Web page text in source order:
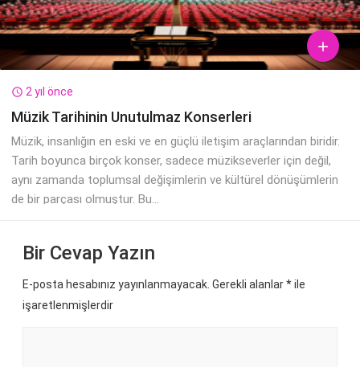

 2 yıl önce
Müzik Tarihinin Unutulmaz Konserleri
Müzik, insanlığın en eski ve en güçlü iletişim araçlarından biridir.
Tarih boyunca birçok konser, sadece müzikseverler için değil,
aynı zamanda toplumsal değişimlerin ve kültürel dönüşümlerin
de bir parçası olmuştur. Bu...
Bir Cevap Yazın
E-posta hesabınız yayınlanmayacak. Gerekli alanlar*ile
işaretlenmişlerdir